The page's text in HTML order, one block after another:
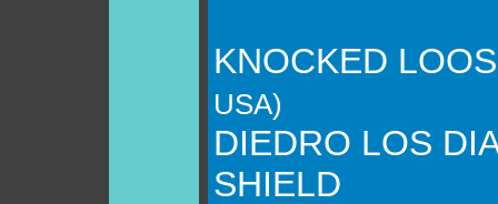
KNOCKED
USA)
DIEDRO LOS
SHIELD